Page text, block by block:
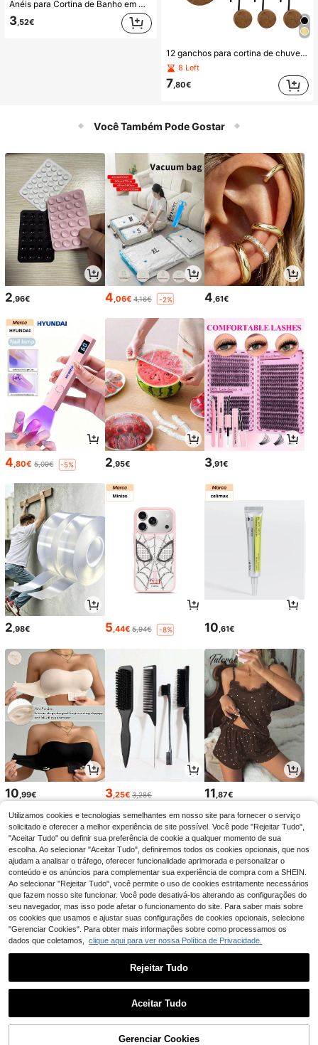
Anéis para Cortina de Banho em Metal Resistente à Ferrugem, Anéis Decorativos Redondos para Cortina de Banho, Anel Aberto com Diâmetro Interno de 2 Polegadas (Aprox. 5 cm), Dourado/Prateado/Preto
3,52€
12 ganchos para cortina de chuveiro de metal, madeira maciça preta e aço inoxidável, resistentes, à prova d'água e ferrugem, e decorativos, adequados para banheiro, quarto, utensílios de cozinha, não caem facilmente. Decoração de banheiro para casa, decoração de outono, acessórios para banheiro, volta às aulas.
8 Left
7,80€
1
Você Também Pode Gostar
2,96€ 4,06€ 4,16€ -2% 4,61€
4,80€ 5,09€ -5% 2,95€ 3,91€
2,98€ 5,44€ 5,94€ -8% 10,61€
10 ,99€ 3,25€ 3,28€ 11 ,87€
5 3 6
volte ao topo
Utilizamos cookies e tecnologias semelhantes em nosso site para fornecer o serviço
solicitado e oferecer a melhor experiência de site possível. Você pode "Rejeitar Tudo",
"Aceitar Tudo" ou definir sua preferência de cookie a qualquer momento de sua
escolha. Ao selecionar "Aceitar Tudo", definiremos todos os cookies opcionais, que nos
ajudam a analisar o tráfego, oferecer funcionalidade aprimorada e personalizar o
conteúdo e os anúncios para complementar sua experiência de compra com a SHEIN.
Ao selecionar "Rejeitar Tudo", você permite o uso de cookies estritamente necessários
que fazem nosso site funcionar. Você pode desativá-los alterando as configurações do
seu navegador, mas isso pode afetar o funcionamento do site. Para saber mais sobre
os cookies que usamos e ajustar suas configurações de cookies opcionais, selecione
"Gerenciar Cookies". Para obter mais informações sobre como processamos os
dados que coletamos, clique aqui para ver nossa Política de Privacidade.
Rejeitar Tudo
Aceitar Tudo
Gerenciar Cookies